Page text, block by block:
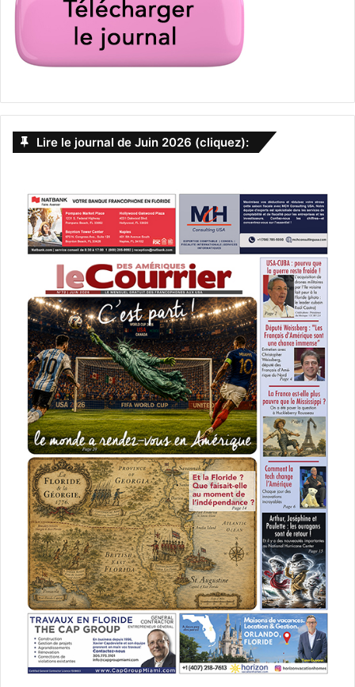
Lire le journal de Juin 2026 (cliquez):